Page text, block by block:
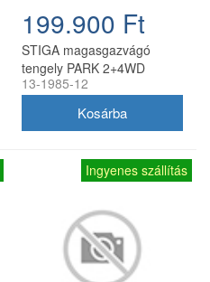
199.900 Ft
STIGA magasgazvágó
tengely PARK 2+4WD
frontkaszás fűnyíró
13-1985-12
Ingyenes szállítás